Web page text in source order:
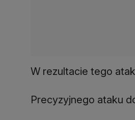
W rezultacie tego
Precyzyjnego ataku